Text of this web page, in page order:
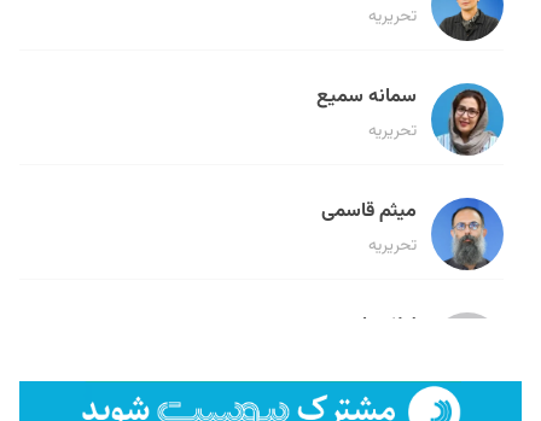
تحریریه
سمانه سمیع
تحریریه
میثم قاسمی
تحریریه
لیلا حنارود